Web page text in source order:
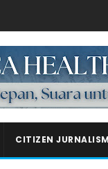
CITIZEN JURNALISM